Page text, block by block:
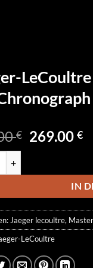
€
499.00 €
269.00€
IN
Jaeger lecoultre,
LeCoultre